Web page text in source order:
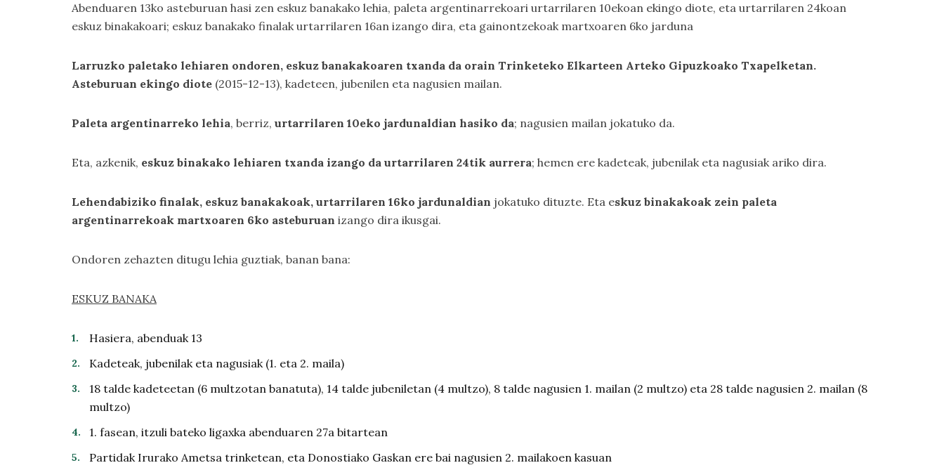
Abenduaren 13ko asteburuan hasi zen eskuz banakako lehia, paleta argentinarrekoari urtarrilaren 10ekoan ekingo diote, eta urtarrilaren 24koan
eskuz binakakoari; eskuz banakako finalak urtarrilaren 16an izango dira, eta gainontzekoak martxoaren 6ko jarduna
Larruzko paletako lehiaren ondoren, eskuz banakakoaren txanda da orain Trinketeko Elkarteen Arteko Gipuzkoako Txapelketan.
Asteburuan ekingo diote (2015-12-13), kadeteen, jubenilen eta nagusien mailan.
Paleta argentinarreko lehia, berriz, urtarrilaren 10eko jardunaldian hasiko da; nagusien mailan jokatuko da.
Eta, azkenik, eskuz binakako lehiaren txanda izango da urtarrilaren 24tik aurrera; hemen ere kadeteak, jubenilak eta nagusiak ariko dira.
Lehendabiziko finalak, eskuz banakakoak, urtarrilaren 16ko jardunaldian jokatuko dituzte. Eta eskuz binakakoak zein paleta
argentinarrekoak martxoaren 6ko asteburuan izango dira ikusgai.
Ondoren zehazten ditugu lehia guztiak, banan bana:
ESKUZ BANAKA
Hasiera, abenduak 13
Kadeteak, jubenilak eta nagusiak (1. eta 2. maila)
18 talde kadeteetan (6 multzotan banatuta), 14 talde jubeniletan (4 multzo), 8 talde nagusien 1. mailan (2 multzo) eta 28 talde nagusien 2. mailan (8
multzo)
1. fasean, itzuli bateko ligaxka abenduaren 27a bitartean
Partidak Irurako Ametsa trinketean, eta Donostiako Gaskan ere bai nagusien 2. mailakoen kasuan